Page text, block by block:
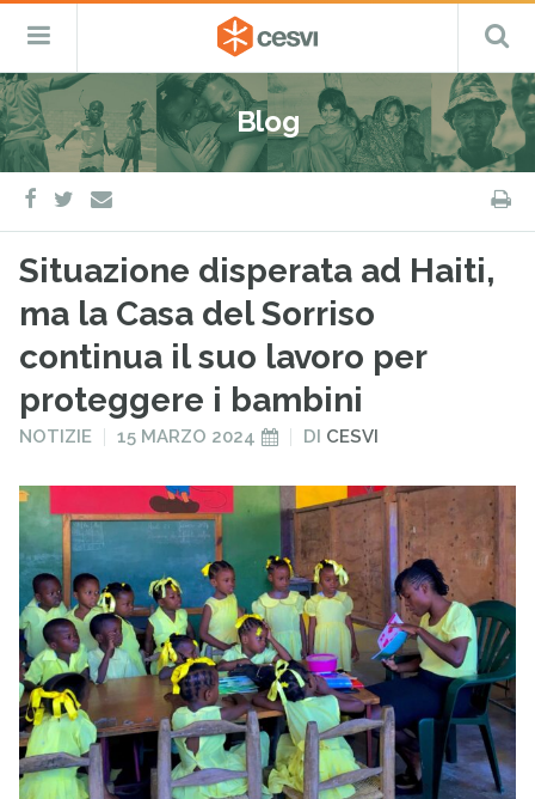
Salta
al
contenuto
CESVI
Fondazione
–
ETS
Cooperazione,
Emergenza
e
Sviluppo
Menu
Blog
facebook
twitter
e-
mail
Situazione disperata ad Haiti,
ma la Casa del Sorriso
continua il suo lavoro per
proteggere i bambini
PUBBLICATO
NOTIZIE
PUBBLICATO
IL
15 MARZO 2024 DI CESVI